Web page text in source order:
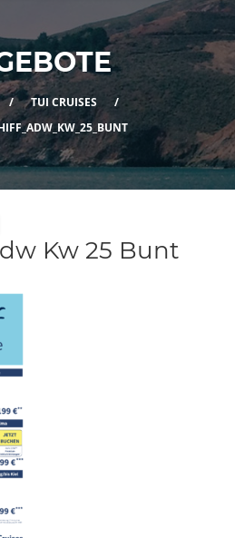
/ TUI CRUISES
/
Kw 25 Bunt